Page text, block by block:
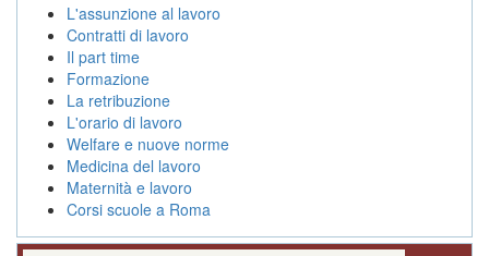
L'assunzione al lavoro
Contratti di lavoro
Il part time
Formazione
La retribuzione
L'orario di lavoro
Welfare e nuove norme
Medicina del lavoro
Maternità e lavoro
Corsi scuole a Roma